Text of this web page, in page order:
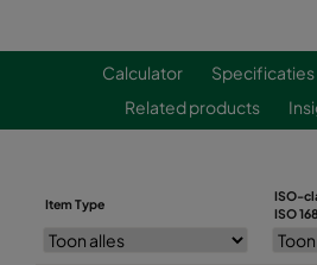
Calculator Specificaties
Related products
Item Type
ISO-
ISO